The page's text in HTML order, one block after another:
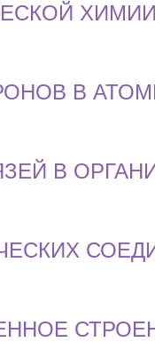
ХИМИИ
В
В